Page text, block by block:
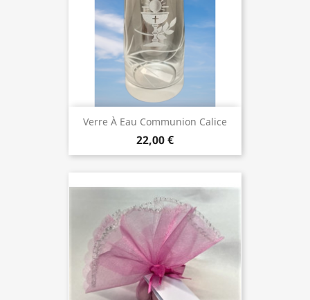
Verre À Eau Communion Calice
22,00 €